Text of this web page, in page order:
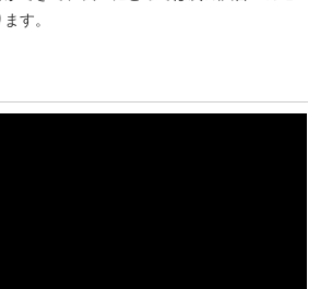
す。